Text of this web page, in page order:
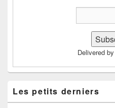
Delivered by
Les petits derniers